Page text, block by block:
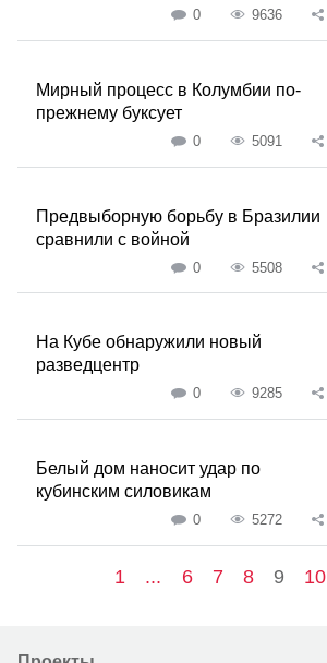
0 9636
Мирный процесс в Колумбии по-
прежнему буксует
0 5091
Предвыборную борьбу в Бразилии
сравнили с войной
0 5508
На Кубе обнаружили новый
разведцентр
0 9285
Белый дом наносит удар по
кубинским силовикам
0 5272
1 ... 6 7 8 9 10